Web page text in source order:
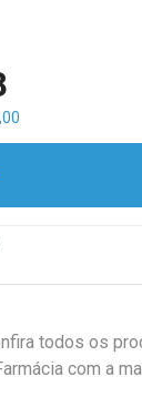
todos os
com a